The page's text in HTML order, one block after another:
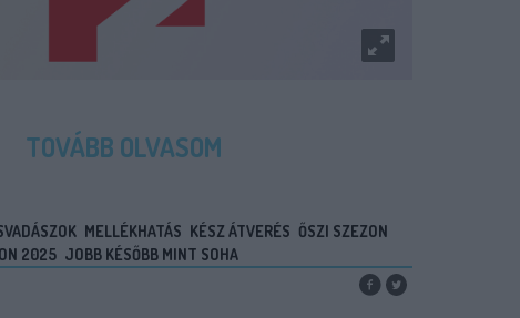
TOVÁBB OLVASOM
MELLÉKHATÁS KÉSZ ÁTVERÉS ŐSZI SZEZON
2025 JOBB KÉSŐBB MINT SOHA